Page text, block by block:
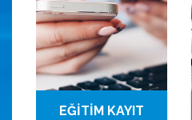
EĞİTİM KAYIT